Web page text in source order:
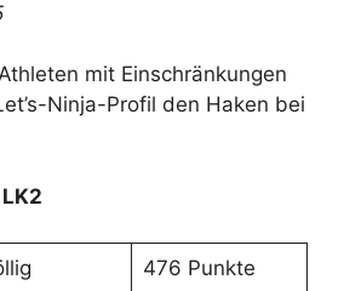
mit Einschränkungen
Ninja-Profil den Haken bei
476 Punkte